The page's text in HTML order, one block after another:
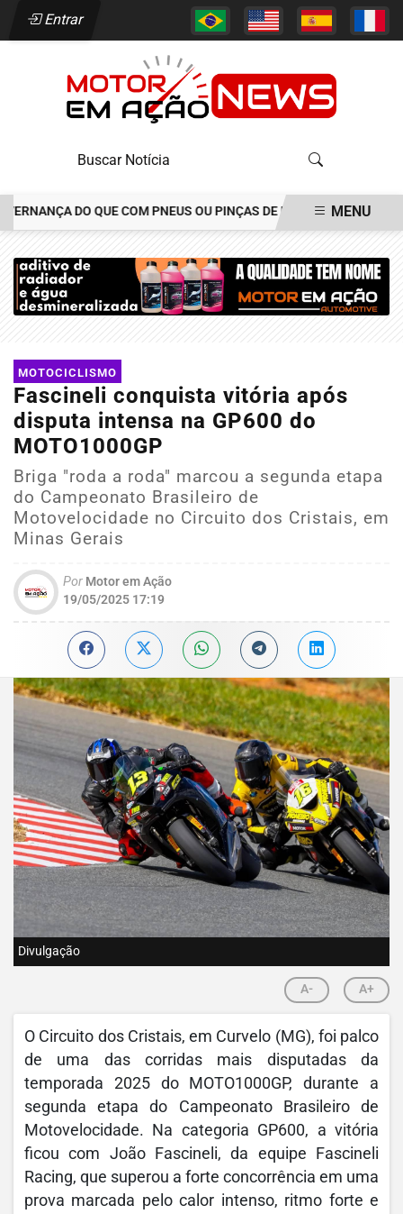
Entrar
DO QUE COM PNEUS OU PINÇAS DE FREIOS CONSÓRCIO
MENU
MOTOCICLISMO
Fascineli conquista vitória após
disputa intensa na GP600 do
MOTO1000GP
Briga "roda a roda" marcou a segunda etapa
do Campeonato Brasileiro de
Motovelocidade no Circuito dos Cristais, em
Minas Gerais
Por Motor em Ação
19/05/2025 17:19
Divulgação
A- A+
O Circuito dos Cristais, em Curvelo (MG), foi palco
de uma das corridas mais disputadas da
temporada 2025 do MOTO1000GP, durante a
segunda etapa do Campeonato Brasileiro de
Motovelocidade. Na categoria GP600, a vitória
ficou com João Fascineli, da equipe Fascineli
Racing, que superou a forte concorrência em uma
prova marcada pelo calor intenso, ritmo forte e